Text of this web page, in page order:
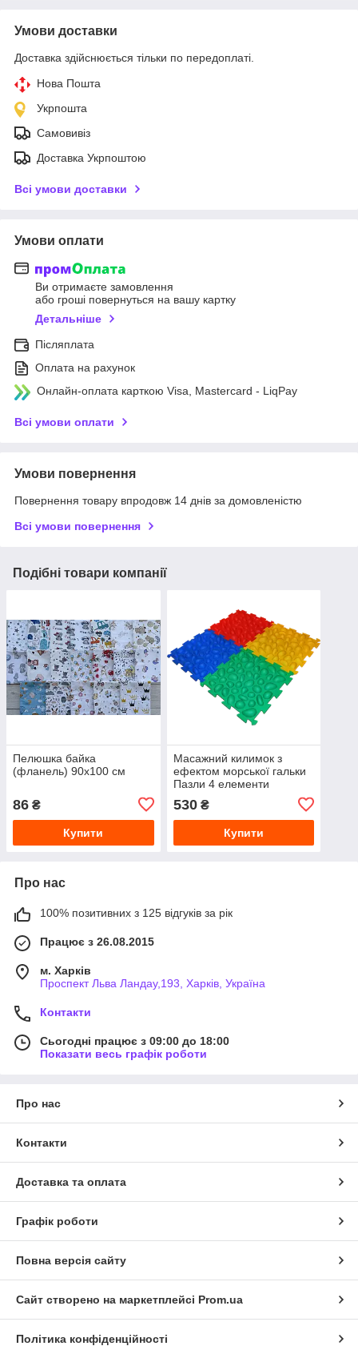
Умови доставки
Доставка здійснюється тільки по передоплаті.
Нова Пошта
Укрпошта
Самовивіз
Доставка Укрпоштою
Всі умови доставки
Умови оплати
Ви отримаєте замовлення
або гроші повернуться на вашу картку
Детальніше
Післяплата
Оплата на рахунок
Онлайн-оплата карткою Visa, Mastercard - LiqPay
Всі умови оплати
Умови повернення
Повернення товару впродовж 14 днів за домовленістю
Всі умови повернення
Подібні товари компанії
Пелюшка байка
(фланель) 90х100 см
86 ₴
Купити
Масажний килимок з
ефектом морської гальки
Пазли 4 елементи
530₴
Купити
Про нас
100% позитивних з 125 відгуків за рік
Працює з 26.08.2015
м. Харків
Проспект Льва Ландау,193, Харків, Україна
Контакти
Сьогодні працює з 09:00 до 18:00
Показати весь графік роботи
Про нас
Контакти
Доставка та оплата
Графік роботи
Повна версія сайту
Сайт створено на маркетплейсі Prom.ua
Політика конфіденційності